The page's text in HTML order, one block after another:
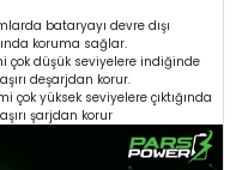
bataryayı devre dışı
koruma sağlar.
çok düşük seviyelere indiğinde
deşarjdan korur.
çok yüksek seviyelere çıktığında
şarjdan korur